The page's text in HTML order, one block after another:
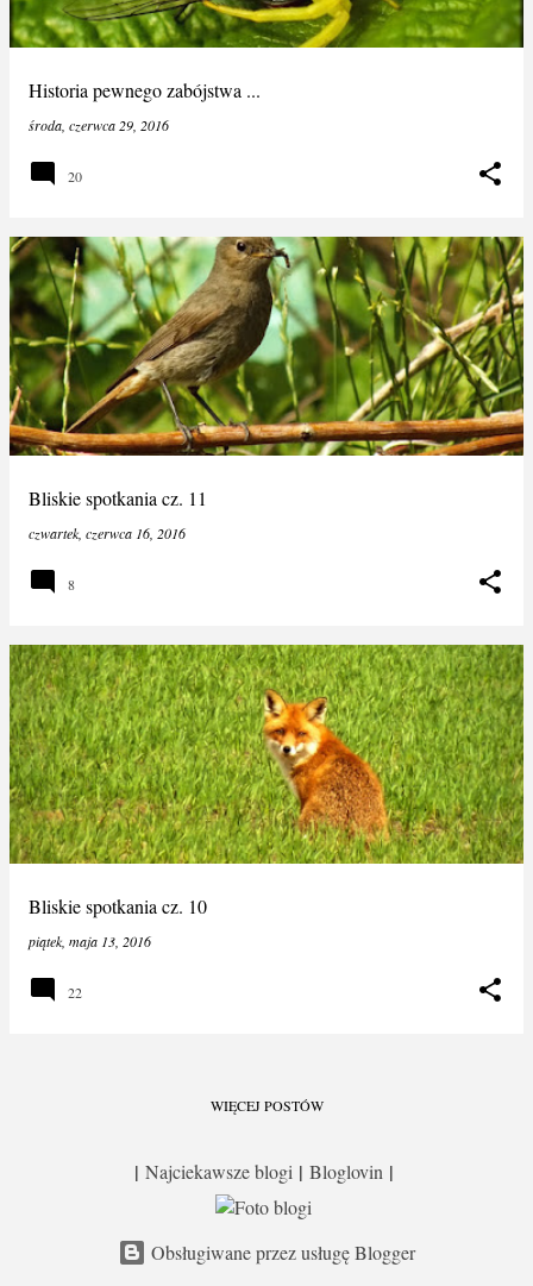
Historia pewnego zabójstwa ...
środa, czerwca 29, 2016
20
Bliskie spotkania cz. 11
czwartek, czerwca 16, 2016
8
Bliskie spotkania cz. 10
piątek, maja 13, 2016
22
WIĘCEJ POSTÓW
| Najciekawsze blogi | Bloglovin |
Obsługiwane przez usługę Blogger